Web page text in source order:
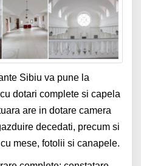
Sibiu va pune la
dotari complete si capela
are in dotare camera
decedati, precum si
mese, fotolii si canapele.